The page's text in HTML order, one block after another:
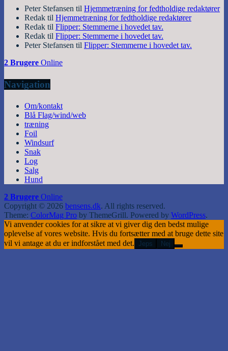
Peter Stefansen til Hjemmetræning for fedtholdige redaktører
Redak til Hjemmetræning for fedtholdige redaktører
Redak til Flipper: Stemmerne i hovedet tav.
Redak til Flipper: Stemmerne i hovedet tav.
Peter Stefansen til Flipper: Stemmerne i hovedet tav.
2 Brugere Online
Navigation
Om/kontakt
Blå Flag/wind/web
træning
Foil
Windsurf
Snak
Log
Salg
Hund
2 Brugere Online
Copyright © 2026 bensens.dk. All rights reserved.
Theme: ColorMag Pro by ThemeGrill. Powered by WordPress.
Vi anvender cookies for at sikre at vi giver dig den bedst mulige
oplevelse af vores website. Hvis du fortsætter med at bruge dette site
vil vi antage at du er indforstået med det. Jeps Nej